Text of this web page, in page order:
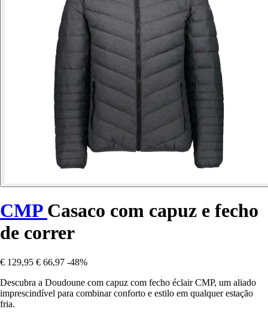
CMP Casaco com capuz e fecho
de correr
€ 129,95 € 66,97 -48%
Descubra a Doudoune com capuz com fecho éclair CMP, um aliado
imprescindível para combinar conforto e estilo em qualquer estação
fria.